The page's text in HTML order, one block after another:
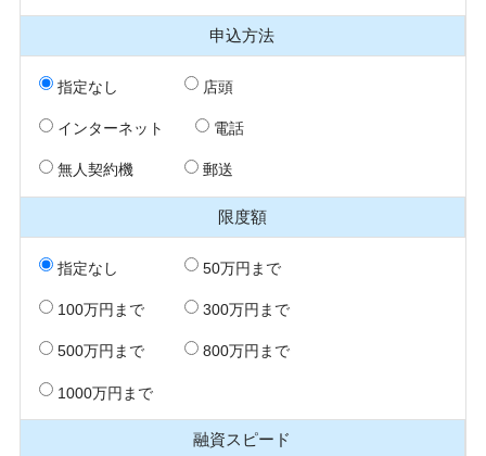
申込方法
指定なし 店頭
インターネット 電話
無人契約機 郵送
限度額
指定なし 50万円まで
100万円まで 300万円まで
500万円まで 800万円まで
1000万円まで
融資スピード